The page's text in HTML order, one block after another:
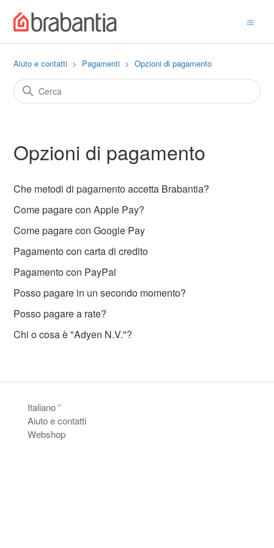
Aiuto e contatti Pagamenti Opzioni di pagamento
Opzioni di pagamento
Che metodi di pagamento accetta Brabantia?
Come pagare con Apple Pay?
Come pagare con Google Pay
Pagamento con carta di credito
Pagamento con PayPal
Posso pagare in un secondo momento?
Posso pagare a rate?
Chi o cosa è "Adyen N.V."?
Italiano
Aiuto e contatti
Webshop